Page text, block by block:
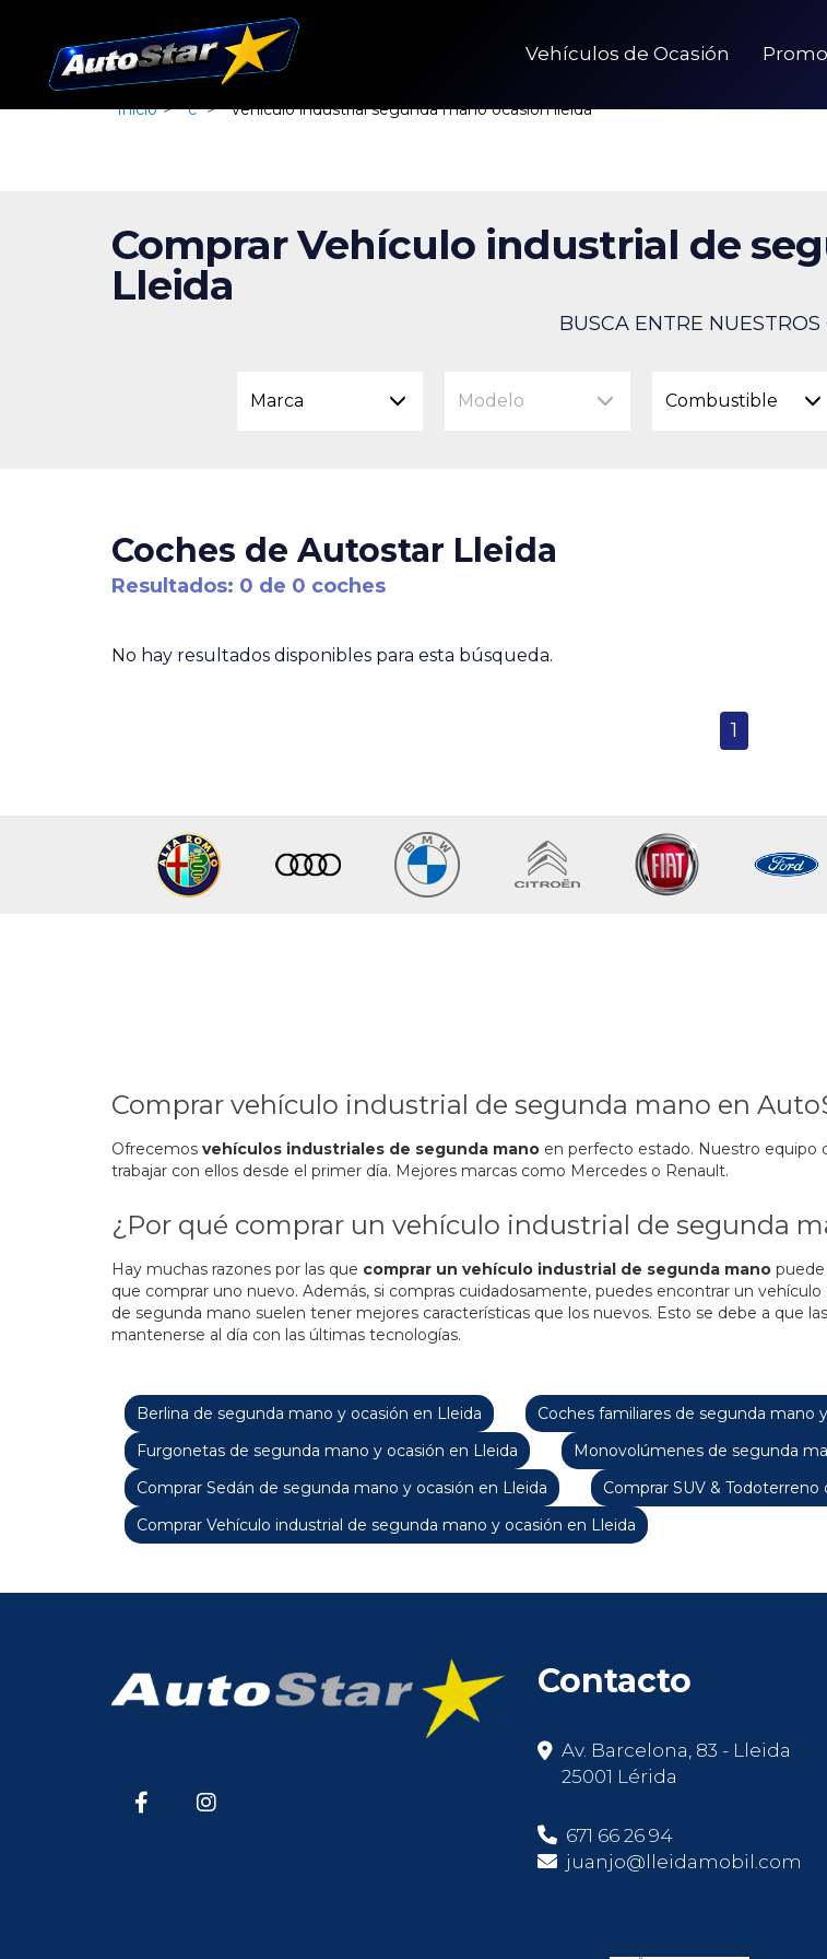
Vehículos de Ocasión
Inicio > c > vehiculo industrial segunda mano ocasion lleida
Comprar Vehículo industrial de
Lleida
BUSCA ENTRE NUESTROS
Marca Modelo Combustible
Coches de Autostar Lleida
Resultados: 0 de 0 coches
No hay resultados disponibles para esta búsqueda.
1
Comprar vehículo industrial de segunda mano en
Ofrecemos vehículos industriales de segunda mano en perfecto estado. Nuestro equipo
trabajar con ellos desde el primer día. Mejores marcas como Mercedes o Renault.
¿Por qué comprar un vehículo industrial de segunda
Hay muchas razones por las que comprar un vehículo industrial de segunda mano
que comprar uno nuevo. Además, si compras cuidadosamente, puedes encontrar un
de segunda mano suelen tener mejores características que los nuevos. Esto se debe a que
mantenerse al día con las últimas tecnologías.
Berlina de segunda mano y ocasión en Lleida
Coches familiares de segunda mano
Furgonetas de segunda mano y ocasión en Lleida
Monovolúmenes de segunda
Comprar Sedán de segunda mano y ocasión en Lleida
Comprar SUV &
Comprar Vehículo industrial de segunda mano y ocasión en Lleida
Contacto
Av. Barcelona, 83 - Lleida
25001 Lérida
671 66 26 94
juanjo@lleidamobil.com